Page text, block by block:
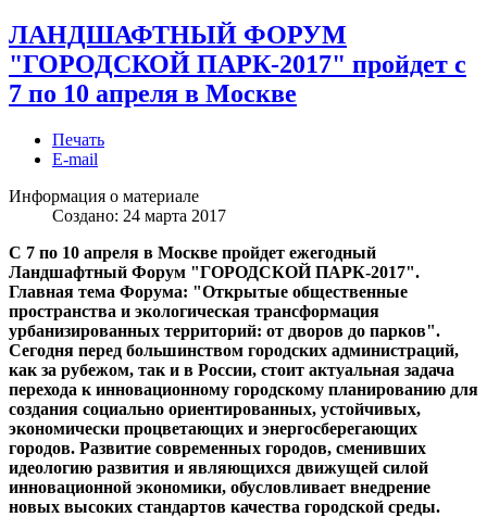
ЛАНДШАФТНЫЙ ФОРУМ
"ГОРОДСКОЙ ПАРК-2017" пройдет с
7 по 10 апреля в Москве
Печать
E-mail
Информация о материале
Создано: 24 марта 2017
С 7 по 10 апреля в Москве пройдет ежегодный
Ландшафтный Форум "ГОРОДСКОЙ ПАРК-2017".
Главная тема Форума: "Открытые общественные
пространства и экологическая трансформация
урбанизированных территорий: от дворов до парков".
Сегодня перед большинством городских администраций,
как за рубежом, так и в России, стоит актуальная задача
перехода к инновационному городскому планированию для
создания социально ориентированных, устойчивых,
экономически процветающих и энергосберегающих
городов. Развитие современных городов, сменивших
идеологию развития и являющихся движущей силой
инновационной экономики, обусловливает внедрение
новых высоких стандартов качества городской среды.